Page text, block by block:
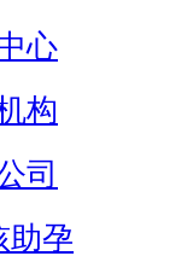
心
构
司
助孕